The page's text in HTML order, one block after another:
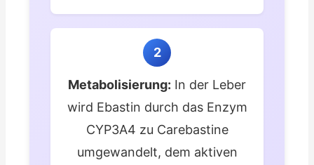
2
Metabolisierung: In der Leber
wird Ebastin durch das Enzym
CYP3A4 zu Carebastine
umgewandelt, dem aktiven